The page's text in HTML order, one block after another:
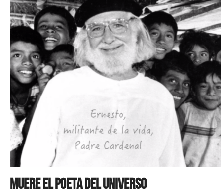
Muere el poeta del Universo